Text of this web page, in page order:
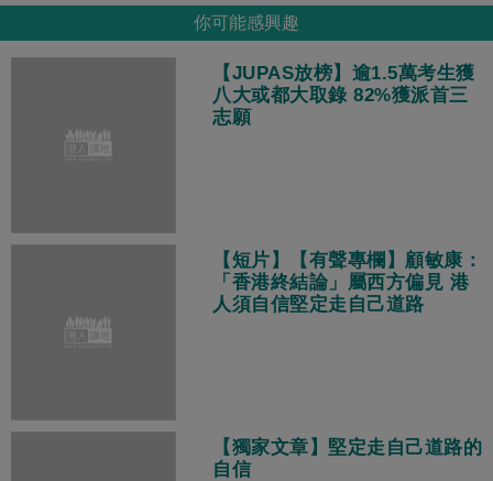
你可能感興趣
【JUPAS放榜】逾1.5萬考生獲
八大或都大取錄 82%獲派首三
志願
【短片】【有聲專欄】顧敏康：
「香港終結論」屬西方偏見 港
人須自信堅定走自己道路
【獨家文章】堅定走自己道路的
自信